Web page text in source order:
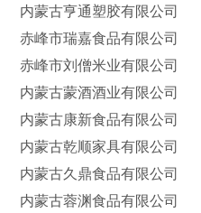
内蒙古亨通塑胶有限公司
赤峰市瑞嘉食品有限公司
赤峰市刘僧米业有限公司
内蒙古蒙酒酒业有限公司
内蒙古康新食品有限公司
内蒙古乾顺家具有限公司
内蒙古久鼎食品有限公司
内蒙古蓉渊食品有限公司